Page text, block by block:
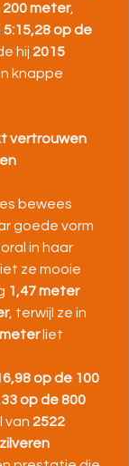
200 meter,
5:15,28 op de
hij 2015
knappe
vertrouwen
bewees
goede vorm
in haar
ze mooie
1,47 meter
, terwijl ze in
liet
op de 100
op de 800
van 2522
zilveren